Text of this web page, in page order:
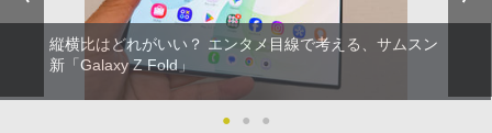
縦横比はどれがいい？ エンタメ目線で考える、サムスン
新「Galaxy Z Fold」
● ● ●